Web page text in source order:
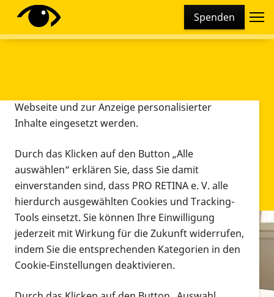
Spenden
Infomaterial
Infomaterial
Diese Webseite setzt verschiedene Cookies und
Tracking-Tools ein. Dies beinhaltet Cookies und
Webseite und zur Anzeige personalisierter
Inhalte eingesetzt werden.
Durch das Klicken auf den Button „Alle
auswählen“ erklären Sie, dass Sie damit
einverstanden sind, dass PRO RETINA e. V. alle
hierdurch ausgewählten Cookies und Tracking-
Tools einsetzt. Sie können Ihre Einwilligung
jederzeit mit Wirkung für die Zukunft widerrufen,
indem Sie die entsprechenden Kategorien in den
Cookie-Einstellungen deaktivieren.